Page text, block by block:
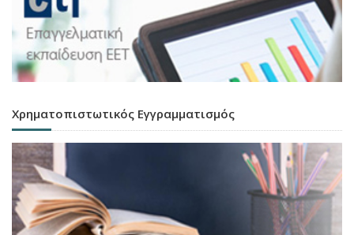
Χρηματοπιστωτικός Εγγραμματισμός